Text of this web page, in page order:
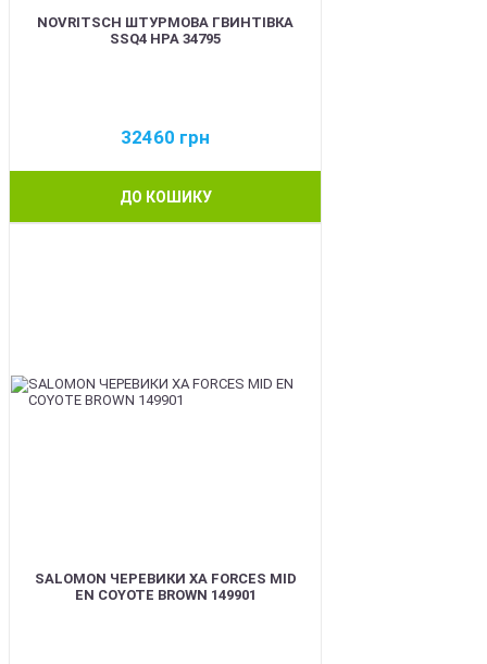
NOVRITSCH ШТУРМОВА ГВИНТІВКА
SSQ4 HPA 34795
32460 грн
ДО КОШИКУ
SALOMON ЧЕРЕВИКИ XA FORCES MID
EN COYOTE BROWN 149901